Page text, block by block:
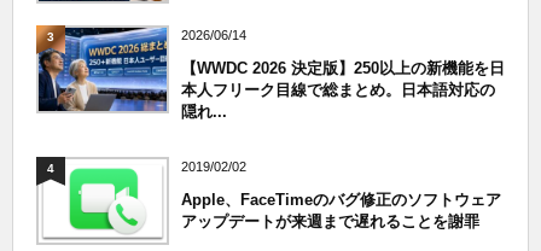
3 2026/06/14
【WWDC 2026 決定版】250以上の新機能を日
本人フリーク目線で総まとめ。日本語対応の
隠れ...
4 2019/02/02
Apple、FaceTimeのバグ修正のソフトウェア
アップデートが来週まで遅れることを謝罪